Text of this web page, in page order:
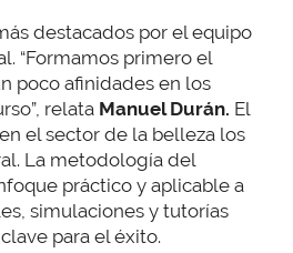
destacados por el equipo
“Formamos primero el
poco afinidades en los
relata Manuel Durán. El
el sector de la belleza los
La metodología del
práctico y aplicable a
simulaciones y tutorías
para el éxito.